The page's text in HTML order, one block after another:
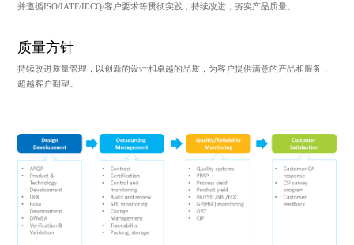
并遵循ISO/IATF/IECQ/客户要求等贯彻实践，持续改进，夯实产品质量。
质量方针
持续改进质量管理，以创新的设计和卓越的品质，为客户提供满意的产品和服务，
超越客户期望。